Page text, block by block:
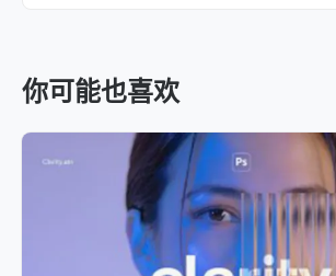
你可能也喜欢